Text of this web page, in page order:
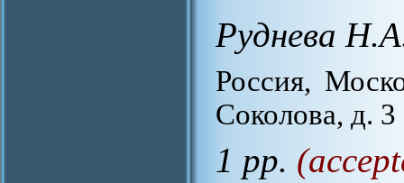
Руднева
Россия,
Соколова, д. 3
1 pp.